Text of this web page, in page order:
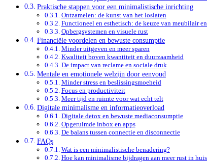
Praktische stappen voor een minimalistische inrichting
Ontzamelen: de kunst van het loslaten
Functioneel en esthetisch: de keuze van meubilair
Opbergsystemen en visuele rust
Financiële voordelen en bewuste consumptie
Minder uitgeven en meer sparen
Kwaliteit boven kwantiteit en duurzaamheid
De impact van reclame en sociale druk
Mentale en emotionele welzijn door eenvoud
Minder stress en beslissingsmoeheid
Focus en productiviteit
Meer tijd en ruimte voor wat echt telt
Digitale minimalisme en informatieoverload
Digitale detox en bewuste mediaconsumptie
Opgeruimde inbox en apps
De balans tussen connectie en disconnectie
FAQs
Wat is een minimalistische benadering?
Hoe kan minimalisme bijdragen aan meer rust in